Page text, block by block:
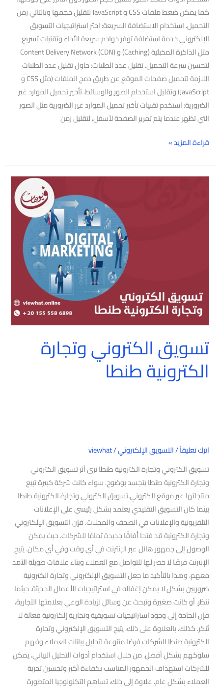
كما يمكن ضغط ملفات CSS و JavaScript لتقليل حجمها وبالتالي زمن
التحميل. استخدام الاستضافة السريعة: اختر استراتيجيات التسويق
الإلكتروني خدمة استضافة توفر خوادم سريعة الأداء وتقنيات تسريع
مثل الذاكرة المخبئية (Caching) و Content Delivery Network (CDN)
لتحسين سرعة التحميل. تقليل عدد الطلبات: حاول تقليل عدد الطلبات
اللازمة لتحميل صفحات الموقع عن طريق دمج الملفات (مثل CSS و
JavaScript) وتقليل استخدام الصور والوسائط. تأخير تحميل الموارد غير
الضرورية: استخدم تقنيات تأخير تحميل الموارد غير الضرورية مثل الصور
التي تظهر عندما يتم تمرير الصفحة لأسفل، لتقليل زمن
قراءة المزيد »
تسويق الكتروني وتجارة
الكترونية طنطا
اترك تعليقاً/التسويق الإلكتروني/
viewhat
تسويق الكتروني وتجارة الكترونية طنطا نرى أثر تسويق الكتروني
وتجارة الكترونية طنطا يتجسد بوضوح. سواء كانت شركة كبيرة تبيع
منتجاتها عبر موقع الكتروني.تسويق الكتروني وتجارة الكترونية طنطا
بينما كان التسويق التقليدي يعتمد بشكل رئيسي على الإعلانات
التلفزيونية والإعلانات في الصحف والمجلات. فإن التسويق الإلكتروني
وتجارة الكترونية قد فتحا أفاقًا جديدة تمامًا للشركات. حيث يمكن
الوصول إلى جمهور هائل عبر الإنترنت في أي وقت وفي أي مكان. يتيح
الإنترنت فرصًا لا حصر لها للتواصل مع العملاء وبناء علاقات طويلة الأمد
معهم، وهذا بالتأكيد ما جعل التسويق الإلكتروني وتجارة الكترونية
ضروريين بشكل لا يمكن إغفاله في استراتيجيات الأعمال الحديثة. حيثما
ننظر. أو كانت صغيرة وتبحث عن وسائل لزيادة الوعي بعلامتها التجارية،
فإن الحاجة إلى وجود استراتيجيات تسويقية وتجارية إلكترونية فعالة لا
تُنكر. كذلك. بالعلاوة على ذلك، يتيح التسويق الإلكتروني وتجارة
الكترونية طنطا للشركات فرصًا متنوعة لتحليل بيانات العملاء وفهم
سلوكهم بشكل أفضل. من خلال استخدام أدوات التحليل البياني، يمكن
للشركات استهداف الجمهور المناسب بكفاءة أكبر وتحسين تجربة
العملاء بشكل عام. علاوة إلى ذلك، تساهم التكنولوجيا المتطورة